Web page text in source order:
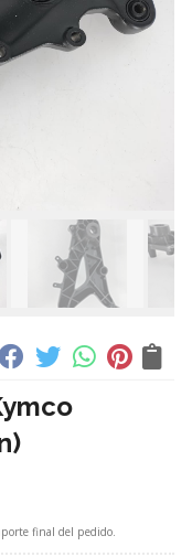
final del pedido.